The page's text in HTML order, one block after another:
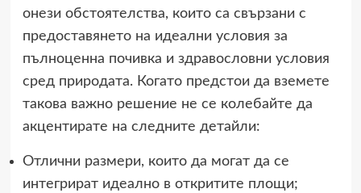
онези обстоятелства, които са свързани с
предоставянето на идеални условия за
пълноценна почивка и здравословни условия
сред природата. Когато предстои да вземете
такова важно решение не се колебайте да
акцентирате на следните детайли:
Отлични размери, които да могат да се
интегрират идеално в откритите площи;